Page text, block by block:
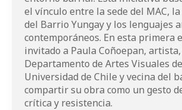
el vínculo entre la sede del MAC,
del Barrio Yungay y los lenguajes
contemporáneos. En esta primera
invitado a Paula Coñoepan,
Departamento de Artes Visuales
Universidad de Chile y vecina del
compartir su obra como un gesto
crítica y resistencia.